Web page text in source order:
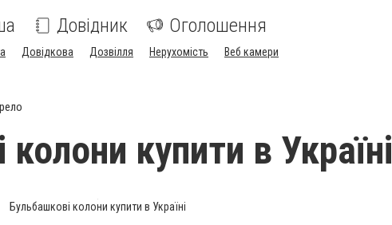
Довідник Оголошення
Довідкова Дозвілля Нерухомість Веб камери
купити в Україні
Бульбашкові колони купити в Україні